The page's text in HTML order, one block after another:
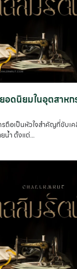
อดนิยมในอุตสาหก
ถือเป็นหัวใจสำคัญที่ขับเ
น้ำ ตั้งแต่...